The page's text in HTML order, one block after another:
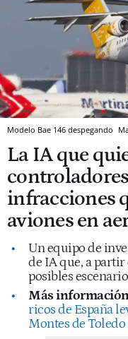
Modelo Bae 146 despegando
La IA que
infracciones
aviones en
Un equipo de
de IA que, a
posibles
Más
ricos de España
Montes de